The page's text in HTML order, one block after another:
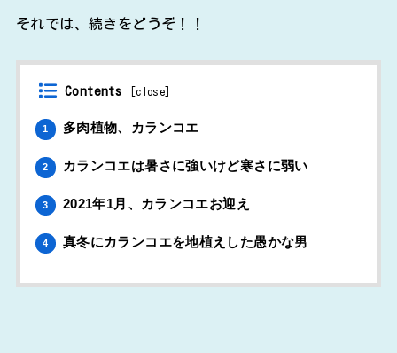
それでは、続きをどうぞ！！
Contents close
1 多肉植物、カランコエ
2 カランコエは暑さに強いけど寒さに弱い
3 2021年1月、カランコエお迎え
4 真冬にカランコエを地植えした愚かな男